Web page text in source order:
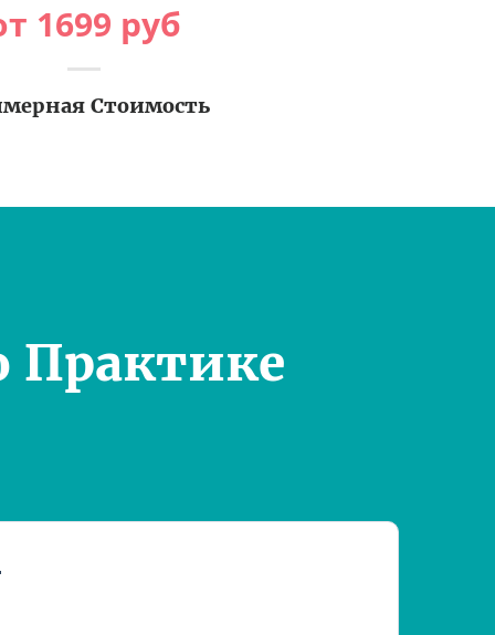
1699 руб
Стоимость
Практике